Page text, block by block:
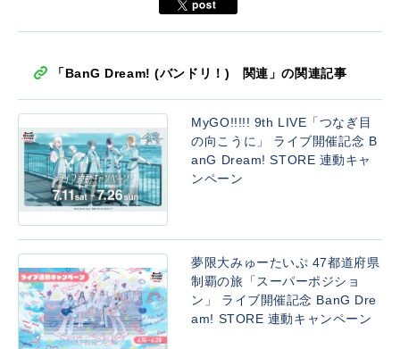
「BanG Dream! (バンドリ！) 関連」の関連記事
MyGO!!!!! 9th LIVE「つなぎ目
の向こうに」 ライブ開催記念 B
anG Dream! STORE 連動キャ
ンペーン
夢限大みゅーたいぷ 47都道府県
制覇の旅「スーパーポジショ
ン」 ライブ開催記念 BanG Dre
am! STORE 連動キャンペーン